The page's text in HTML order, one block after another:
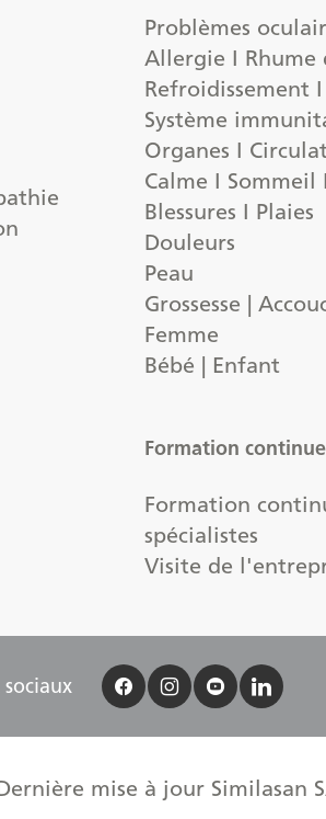
Problèmes
Allergie I Rhume
Refroidissement
Système
Organes I
Calme I Sommeil
Blessures I Plaies
Douleurs
Peau
Grossesse |
Femme
Bébé | Enfant
Formation continue
Formation
spécialistes
Visite de
sociaux
mise à jour Similasan